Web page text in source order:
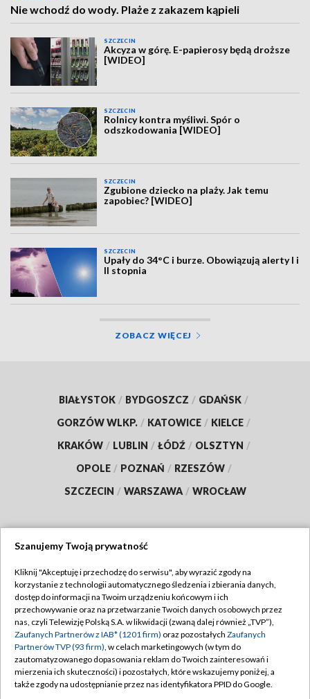
Nie wchodź do wody. Plaże z zakazem kąpieli
SZCZECIN
Akcyza w górę. E-papierosy będą droższe
[WIDEO]
SZCZECIN
Rolnicy kontra myśliwi. Spór o
odszkodowania [WIDEO]
SZCZECIN
Zgubione dziecko na plaży. Jak temu
zapobiec? [WIDEO]
SZCZECIN
Upały do 34°C i burze. Obowiązują alerty I i
II stopnia
ZOBACZ WIĘCEJ
BIAŁYSTOK / BYDGOSZCZ / GDAŃSK /
GORZÓW WLKP. / KATOWICE / KIELCE /
KRAKÓW / LUBLIN / ŁÓDŹ / OLSZTYN /
OPOLE / POZNAŃ / RZESZÓW /
SZCZECIN / WARSZAWA / WROCŁAW
TVP
Abonament TVP
Emisja w TVP
Centrum informacji TVP
Naziemna Telewizja Cyfrowa
Regulamin TVP
Polityka prywatności
Moje zgody
Pomoc
Szanujemy Twoją prywatność
Kliknij "Akceptuję i przechodzę do serwisu", aby wyrazić zgody na
korzystanie z technologii automatycznego śledzenia i zbierania danych,
dostęp do informacji na Twoim urządzeniu końcowym i ich
przechowywanie oraz na przetwarzanie Twoich danych osobowych przez
nas, czyli Telewizję Polską S.A. w likwidacji (zwaną dalej również „TVP”),
Zaufanych Partnerów z IAB* (1201 firm) oraz pozostałych Zaufanych
Partnerów TVP (93 firm), w celach marketingowych (w tym do
zautomatyzowanego dopasowania reklam do Twoich zainteresowań i
mierzenia ich skuteczności) i pozostałych, które wskazujemy poniżej, a
także zgody na udostępnianie przez nas identyfikatora PPID do Google.